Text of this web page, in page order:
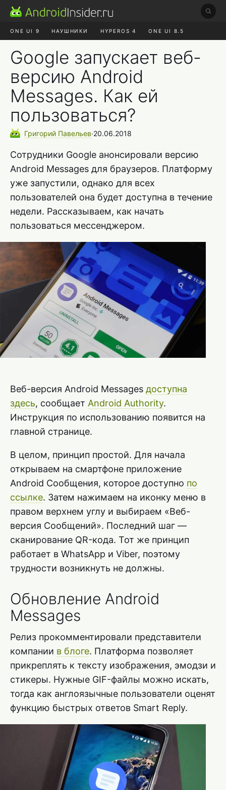
ONE UI 9 НАУШНИКИ HYPEROS 4 ONE UI 8.5
Google запускает веб-
версию Android
Messages. Как ей
пользоваться?
Григорий Павельев∙20.06.2018
Сотрудники Google анонсировали версию
Android Messages для браузеров. Платформу
уже запустили, однако для всех
пользователей она будет доступна в течение
недели. Рассказываем, как начать
пользоваться мессенджером.
Веб-версия Android Messages доступна
здесь, сообщает Android Authority.
Инструкция по использованию появится на
главной странице.
В целом, принцип простой. Для начала
открываем на смартфоне приложение
Android Сообщения, которое доступно по
ссылке. Затем нажимаем на иконку меню в
правом верхнем углу и выбираем «Веб-
версия Сообщений». Последний шаг —
сканирование QR-кода. Тот же принцип
работает в WhatsApp и Viber, поэтому
трудности возникнуть не должны.
Обновление Android
Messages
Релиз прокомментировали представители
компании в блоге. Платформа позволяет
прикреплять к тексту изображения, эмодзи и
стикеры. Нужные GIF-файлы можно искать,
тогда как англоязычные пользователи оценят
функцию быстрых ответов Smart Reply.